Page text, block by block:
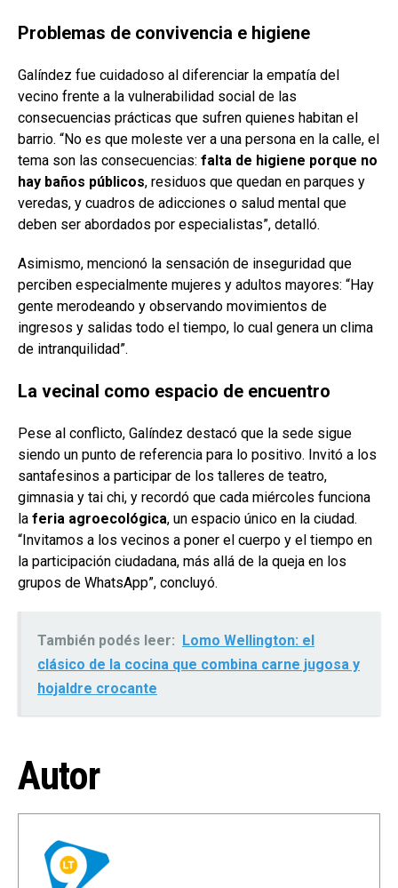
Problemas de convivencia e higiene
Galíndez fue cuidadoso al diferenciar la empatía del
vecino frente a la vulnerabilidad social de las
consecuencias prácticas que sufren quienes habitan el
barrio. “No es que moleste ver a una persona en la calle, el
tema son las consecuencias: falta de higiene porque no
hay baños públicos, residuos que quedan en parques y
veredas, y cuadros de adicciones o salud mental que
deben ser abordados por especialistas”, detalló.
Asimismo, mencionó la sensación de inseguridad que
perciben especialmente mujeres y adultos mayores: “Hay
gente merodeando y observando movimientos de
ingresos y salidas todo el tiempo, lo cual genera un clima
de intranquilidad”.
La vecinal como espacio de encuentro
Pese al conflicto, Galíndez destacó que la sede sigue
siendo un punto de referencia para lo positivo. Invitó a los
santafesinos a participar de los talleres de teatro,
gimnasia y tai chi, y recordó que cada miércoles funciona
la feria agroecológica, un espacio único en la ciudad.
“Invitamos a los vecinos a poner el cuerpo y el tiempo en
la participación ciudadana, más allá de la queja en los
grupos de WhatsApp”, concluyó.
También podés leer: Lomo Wellington: el
clásico de la cocina que combina carne jugosa y
hojaldre crocante
Autor